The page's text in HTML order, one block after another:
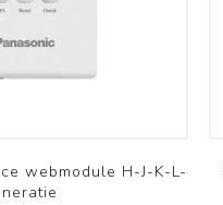
webmodule H-J-K-L-